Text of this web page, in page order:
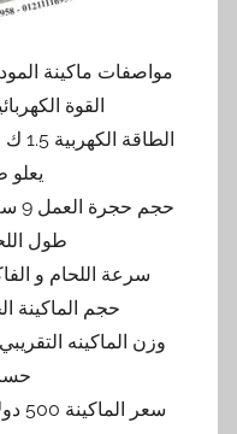
مواصفات ماكينة الموديل 601 ماركة
القوة الكهربائية
يعلو
حجم حجرة العمل 9 سم في 36 سم في 32 سم تقريبا
طول اللحام 30 سم
سرعة اللحام و الفاكيوم 6 قطع
حجم الماكينة الخارجي
سعر الماكينة 500 دولار او مايعادله بالجنيه المصري